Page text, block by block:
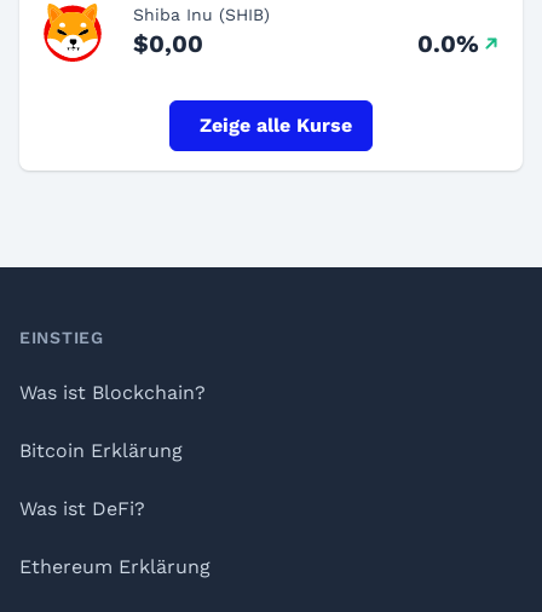
Shiba Inu (SHIB)
$0,00 0.0%
Zeige alle Kurse
Footer
EINSTIEG
Was ist Blockchain?
Bitcoin Erklärung
Was ist DeFi?
Ethereum Erklärung